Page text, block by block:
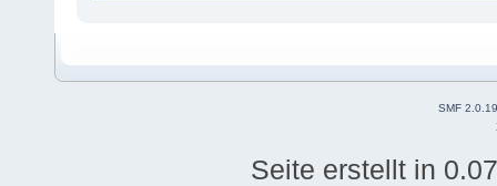
SMF 2.0.19
Seite erstellt in